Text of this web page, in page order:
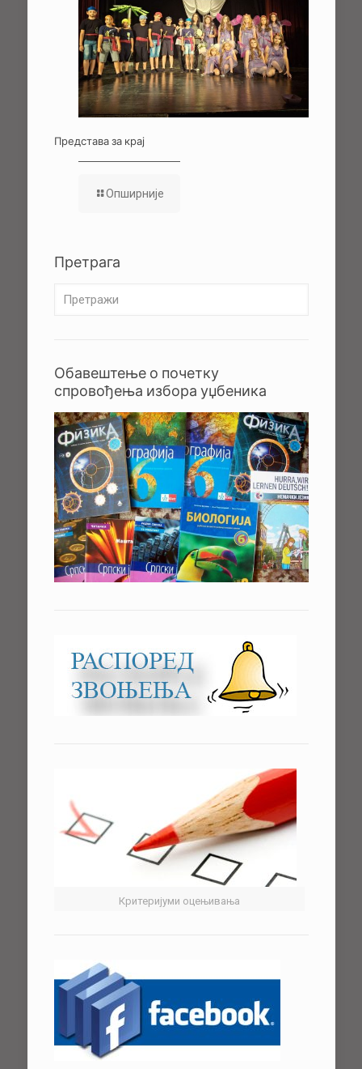
Представа за крај
Опширније
Претрага
Обавештење о почетку
спровођења избора уџбеника
Критеријуми оцењивања